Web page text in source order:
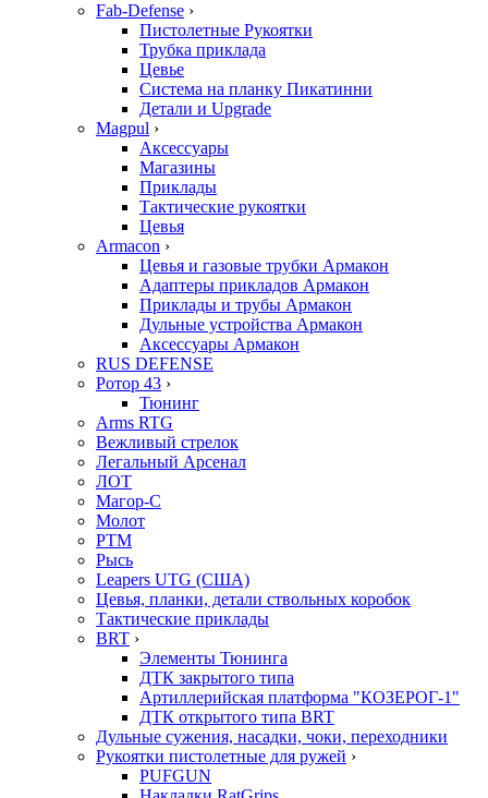
Fab-Defense ›
Пистолетные Рукоятки
Трубка приклада
Цевье
Система на планку Пикатинни
Детали и Upgrade
Magpul ›
Аксессуары
Магазины
Приклады
Тактические рукоятки
Цевья
Armacon ›
Цевья и газовые трубки Армакон
Адаптеры прикладов Армакон
Приклады и трубы Армакон
Дульные устройства Армакон
Аксессуары Армакон
RUS DEFENSE
Ротор 43 ›
Тюнинг
Arms RTG
Вежливый стрелок
Легальный Арсенал
ЛОТ
Магор-С
Молот
РТМ
Рысь
Leapers UTG (США)
Цевья, планки, детали ствольных коробок
Тактические приклады
BRT ›
Элементы Тюнинга
ДТК закрытого типа
Артиллерийская платформа "КОЗЕРОГ-1"
ДТК открытого типа BRT
Дульные сужения, насадки, чоки, переходники
Рукоятки пистолетные для ружей ›
PUFGUN